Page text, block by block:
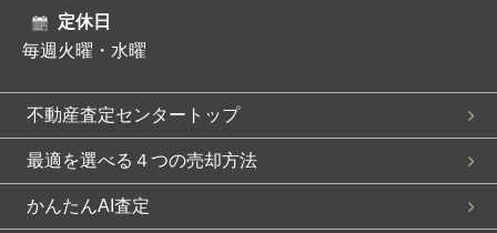
定休日
毎週火曜・水曜
不動産査定センタートップ
最適を選べる４つの売却方法
かんたんAI査定